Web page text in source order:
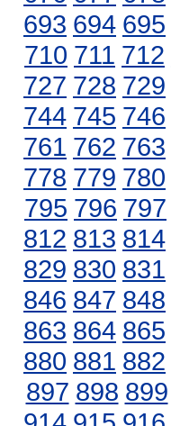
693 694 695
710 711 712
727 728 729
744 745 746
761 762 763
778 779 780
795 796 797
812 813 814
829 830 831
846 847 848
863 864 865
880 881 882
897 898 899